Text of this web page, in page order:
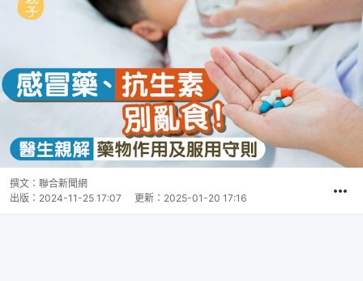
撰文： 聯合新聞網
出版： 2024-11-25 17:07 更新： 2025-01-20 17:16